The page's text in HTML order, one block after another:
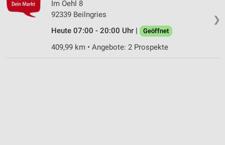
❯
Im Oehl 8
92339 Beilngries
Heute 07:00 - 20:00 Uhr |
Geöffnet
409,99 km • Angebote: 2 Prospekte